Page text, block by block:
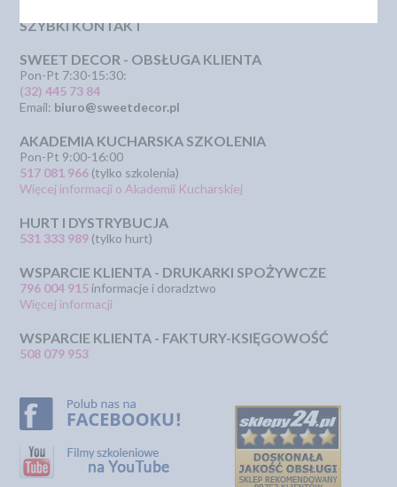
SZYBKI KONTAKT
SWEET DECOR - OBSŁUGA KLIENTA
Pon-Pt 7:30-15:30:
(32) 445 73 84
Email: biuro@sweetdecor.pl
AKADEMIA KUCHARSKA SZKOLENIA
Pon-Pt 9:00-16:00
517 081 966 (tylko szkolenia)
Więcej informacji o Akademii Kucharskiej
HURT I DYSTRYBUCJA
531 333 989 (tylko hurt)
WSPARCIE KLIENTA - DRUKARKI SPOŻYWCZE
796 004 915 informacje i doradztwo
Więcej informacji
WSPARCIE KLIENTA - FAKTURY-KSIĘGOWOŚĆ
508 079 953